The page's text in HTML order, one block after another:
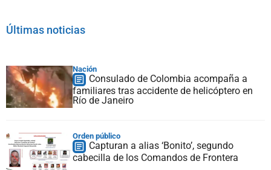
Últimas noticias
Nación
Consulado de Colombia acompaña a
familiares tras accidente de helicóptero en
Río de Janeiro
Orden público
Capturan a alias ‘Bonito’, segundo
cabecilla de los Comandos de Frontera